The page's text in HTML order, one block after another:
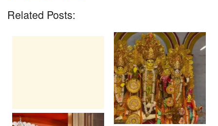
c
e
tt
er
at
s e
Related Posts: